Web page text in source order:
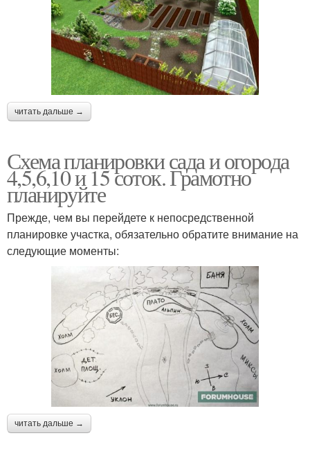
читать дальше →
Схема планировки сада и огорода
4,5,6,10 и 15 соток. Грамотно
планируйте
Прежде, чем вы перейдете к непосредственной
планировке участка, обязательно обратите внимание на
следующие моменты:
читать дальше →